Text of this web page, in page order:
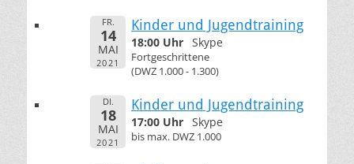
FR.
14
MAI
2021
Kinder und Jugendtraining
18:00 Uhr Skype
Fortgeschrittene
(DWZ 1.000 - 1.300)
DI.
18
MAI
2021
Kinder und Jugendtraining
17:00 Uhr Skype
bis max. DWZ 1.000